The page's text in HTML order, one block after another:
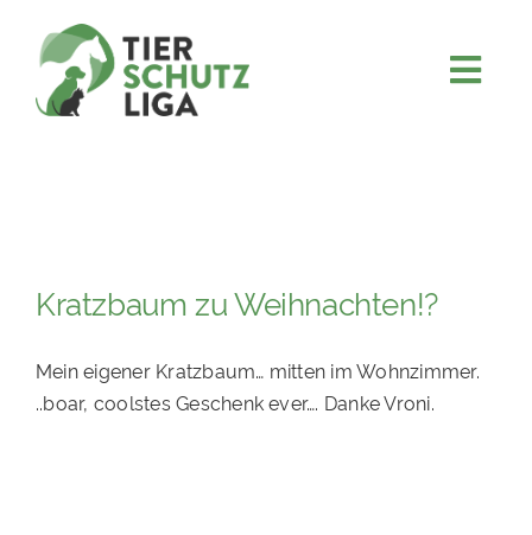
content
FÖRDERN & VERERBEN
KOOPERATIONEN
4KIDS
Kratzbaum zu Weihnachten!?
Mein eigener Kratzbaum… mitten im Wohnzimmer.
..boar, coolstes Geschenk ever…. Danke Vroni.